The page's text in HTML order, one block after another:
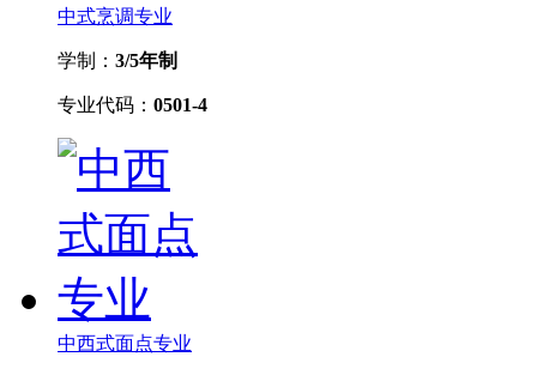
中式烹调专业
学制： 3/5年制
专业代码： 0501-4
中西式面点专业